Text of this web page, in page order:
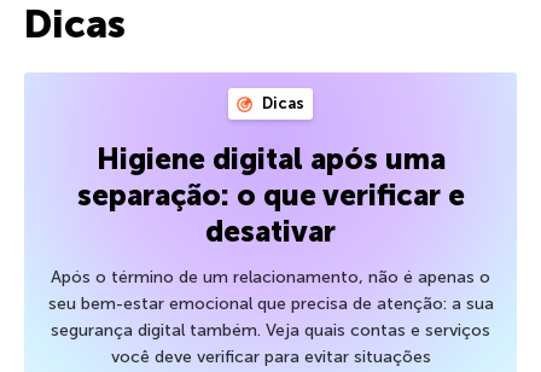
Dicas
Dicas
Higiene digital após uma
separação: o que verificar e
desativar
Após o término de um relacionamento, não é apenas o
seu bem-estar emocional que precisa de atenção: a sua
segurança digital também. Veja quais contas e serviços
você deve verificar para evitar situações